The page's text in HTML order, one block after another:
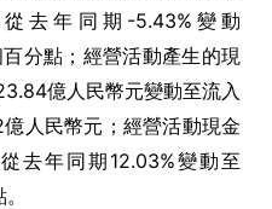
去年同期-5.43%變動
分點；經營活動產生的現
億人民幣元變動至流入
人民幣元；經營活動現金
去年同期12.03%變動至